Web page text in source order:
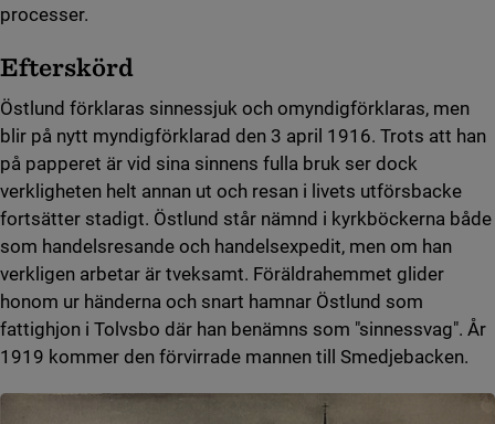
processer.
Efterskörd
Östlund förklaras sinnessjuk och omyndigförklaras, men
blir på nytt myndigförklarad den 3 april 1916. Trots att han
på papperet är vid sina sinnens fulla bruk ser dock
verkligheten helt annan ut och resan i livets utförsbacke
fortsätter stadigt. Östlund står nämnd i kyrkböckerna både
som handelsresande och handelsexpedit, men om han
verkligen arbetar är tveksamt. Föräldrahemmet glider
honom ur händerna och snart hamnar Östlund som
fattighjon i Tolvsbo där han benämns som "sinnessvag". År
1919 kommer den förvirrade mannen till Smedjebacken.